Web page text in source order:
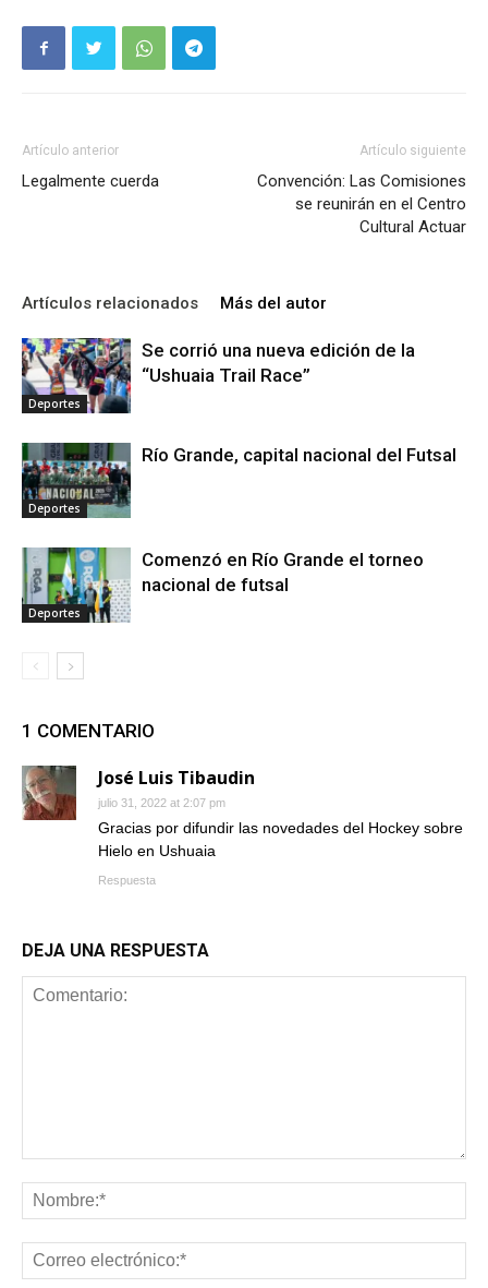
Artículo anterior
Legalmente cuerda
Artículo siguiente
Convención: Las Comisiones
se reunirán en el Centro
Cultural Actuar
Artículos relacionados Más del autor
Deportes
Se corrió una nueva edición de la
“Ushuaia Trail Race”
Deportes
Río Grande, capital nacional del Futsal
Deportes
Comenzó en Río Grande el torneo
nacional de futsal
1 COMENTARIO
José Luis Tibaudin
julio 31, 2022 at 2:07 pm
Gracias por difundir las novedades del Hockey sobre
Hielo en Ushuaia
Respuesta
DEJA UNA RESPUESTA